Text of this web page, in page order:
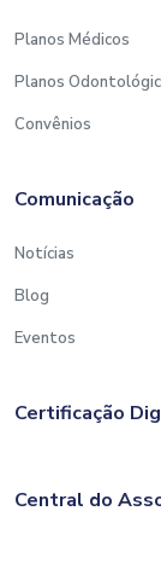
Planos Médicos
Planos
Convênios
Comunicação
Notícias
Blog
Eventos
Certificação
Central do